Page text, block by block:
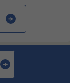
効率化に貢
けるシステ
、プロジェク
サポートを
後の保守業
トとして高